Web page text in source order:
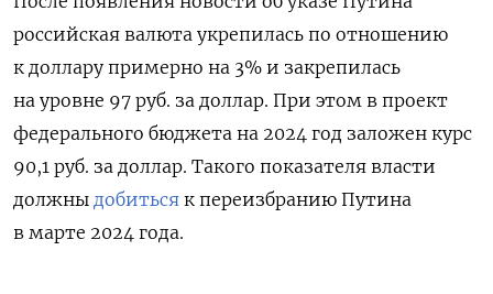
российская валюта укрепилась по отношению
к доллару примерно на 3% и закрепилась
на уровне 97 руб. за доллар. При этом в проект
федерального бюджета на 2024 год заложен курс
90,1 руб. за доллар. Такого показателя власти
должны добиться к переизбранию Путина
в марте 2024 года.